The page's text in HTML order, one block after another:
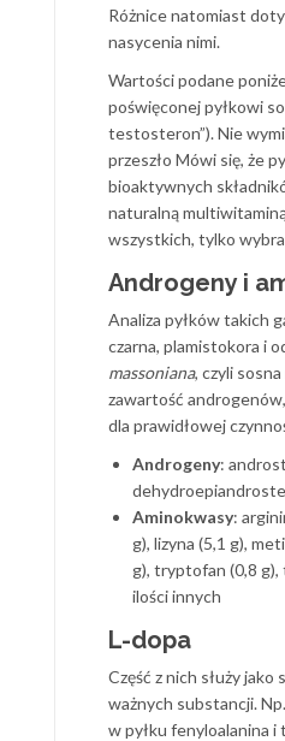
Różnice natomiast
nasycenia nimi.
Wartości podane
poświęconej pyłkowi
testosteron”). Nie
przeszło Mówi się, że
bioaktywnych
naturalną
wszystkich, tylko
Androgeny i
Analiza pyłków takich
czarna, plamistokora i
massoniana, czyli
zawartość
dla prawidłowej
Androgeny:
Aminokwasy:
g), lizyna (5,1 g),
g), tryptofan (0,8 g),
ilości innych
L-dopa
Część z nich służy
ważnych substancji.
w pyłku fenyloalanina i